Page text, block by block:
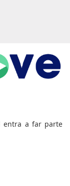
entra a far parte